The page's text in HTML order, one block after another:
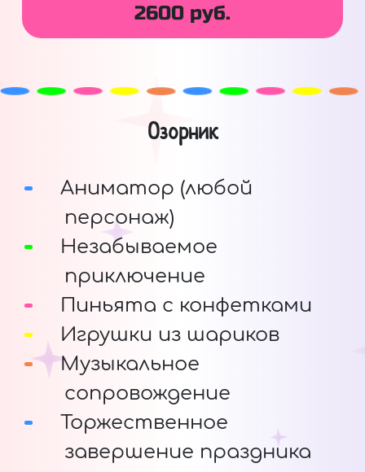
2600 руб.
Озорник
Аниматор (любой
персонаж)
Незабываемое
приключение
Пиньята с конфетками
Игрушки из шариков
Музыкальное
сопровождение
Торжественное
завершение праздника